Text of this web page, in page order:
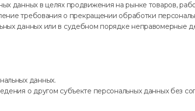
данных в целях продвижения на рынке товаров,
требования о прекращении обработки
данных или в судебном порядке неправомерные
данных.
о другом субъекте персональных данных без